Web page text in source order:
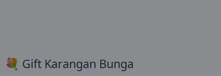
💐 Gift Karangan Bunga